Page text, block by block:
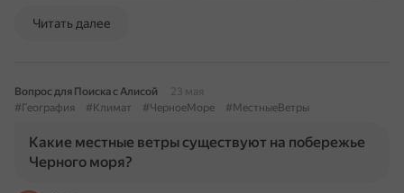
Читать далее
Вопрос для Поиска с Алисой
23 мая
#География
#Климат #ЧерноеМоре #МестныеВетры
Какие местные ветры существуют на побережье
Черного моря?